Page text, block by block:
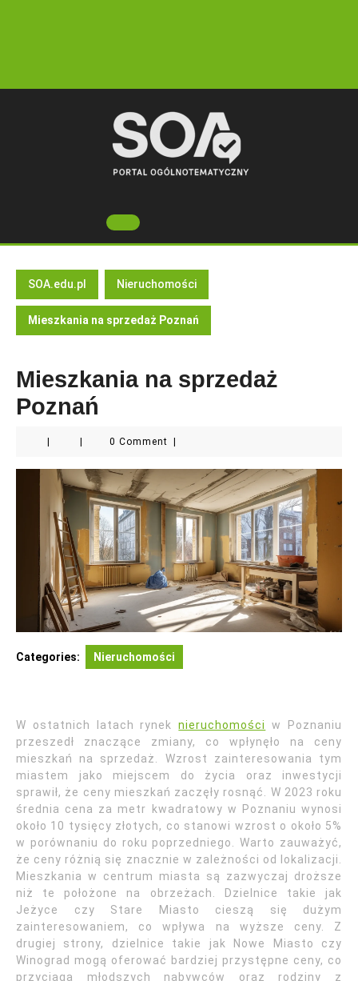
Open
Button
SOA.edu.pl Nieruchomości
Mieszkania na sprzedaż Poznań
Mieszkania na sprzedaż
Poznań
0 Comment
Categories: Nieruchomości
W ostatnich latach ryneknieruchomości
w Poznaniu
przeszedł znaczące zmiany, co wpłynęło na ceny
mieszkań na sprzedaż. Wzrost zainteresowania tym
miastem jako miejscem do życia oraz inwestycji
sprawił, że ceny mieszkań zaczęły rosnąć. W 2023 roku
średnia cena za metr kwadratowy w Poznaniu wynosi
około 10 tysięcy złotych, co stanowi wzrost o około 5%
w porównaniu do roku poprzedniego. Warto zauważyć,
że ceny różnią się znacznie w zależności od lokalizacji.
Mieszkania w centrum miasta są zazwyczaj droższe
niż te położone na obrzeżach. Dzielnice takie jak
Jeżyce czy Stare Miasto cieszą się dużym
zainteresowaniem, co wpływa na wyższe ceny. Z
drugiej strony, dzielnice takie jak Nowe Miasto czy
Winograd mogą oferować bardziej przystępne ceny, co
przyciąga młodszych nabywców oraz rodziny z